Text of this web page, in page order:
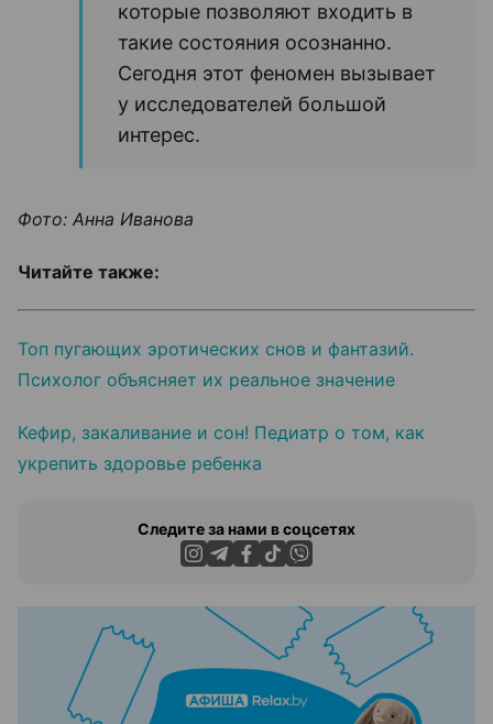
которые позволяют входить в
такие состояния осознанно.
Сегодня этот феномен вызывает
у исследователей большой
интерес.
Фото: Анна Иванова
Читайте также:
Топ пугающих эротических снов и фантазий.
Психолог объясняет их реальное значение
Кефир, закаливание и сон! Педиатр о том, как
укрепить здоровье ребенка
Следите за нами в соцсетях